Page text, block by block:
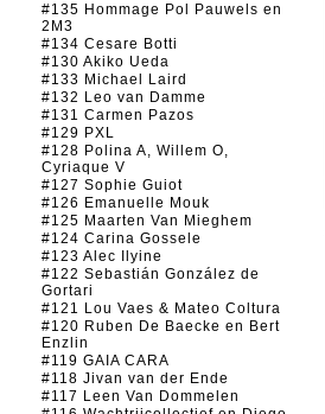
#135 Hommage Pol Pauwels en
2M3
#134 Cesare Botti
#130 Akiko Ueda
#133 Michael Laird
#132 Leo van Damme
#131 Carmen Pazos
#129 PXL
#128 Polina A, Willem O,
Cyriaque V
#127 Sophie Guiot
#126 Emanuelle Mouk
#125 Maarten Van Mieghem
#124 Carina Gossele
#123 Alec Ilyine
#122 Sebastián González de
Gortari
#121 Lou Vaes & Mateo Coltura
#120 Ruben De Baecke en Bert
Enzlin
#119 GAIA CARA
#118 Jivan van der Ende
#117 Leen Van Dommelen